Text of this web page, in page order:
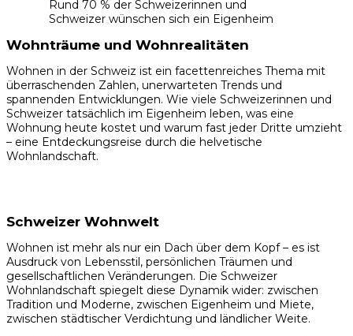
Rund 70 % der Schweizerinnen und
Schweizer wünschen sich ein Eigenheim
Wohnträume und Wohnrealitäten
Wohnen in der Schweiz ist ein facettenreiches Thema mit
überraschenden Zahlen, unerwarteten Trends und
spannenden Entwicklungen. Wie viele Schweizerinnen und
Schweizer tatsächlich im Eigenheim leben, was eine
Wohnung heute kostet und warum fast jeder Dritte umzieht
– eine Entdeckungsreise durch die helvetische
Wohnlandschaft.
Schweizer Wohnwelt
Wohnen ist mehr als nur ein Dach über dem Kopf – es ist
Ausdruck von Lebensstil, persönlichen Träumen und
gesellschaftlichen Veränderungen. Die Schweizer
Wohnlandschaft spiegelt diese Dynamik wider: zwischen
Tradition und Moderne, zwischen Eigenheim und Miete,
zwischen städtischer Verdichtung und ländlicher Weite.